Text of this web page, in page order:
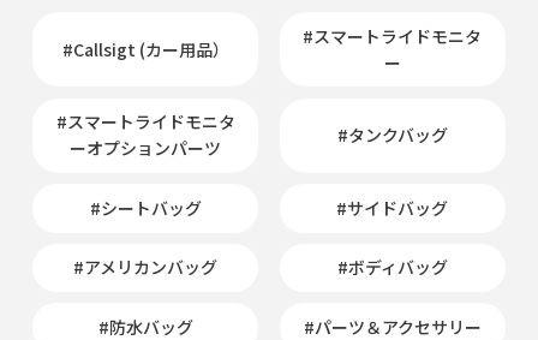
#Callsigt (カー用品）
#スマートライドモニタ
ー
#スマートライドモニタ
ーオプションパーツ
#タンクバッグ
#シートバッグ #サイドバッグ
#アメリカンバッグ #ボディバッグ
#防水バッグ #パーツ＆アクセサリー